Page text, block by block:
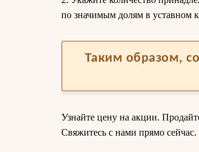
по значимым долям в уставном
Таким образом,
Узнайте цену на акции.
Свяжитесь с нами прямо сейчас.